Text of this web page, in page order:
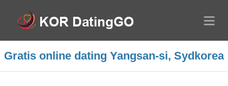
Gratis online dating Yangsan-si, Sydkorea